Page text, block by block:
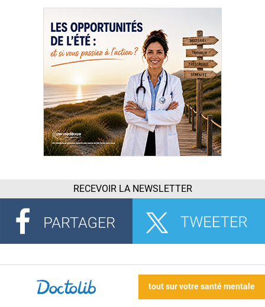
RECEVOIR LA NEWSLETTER
tout sur votre santé mentale